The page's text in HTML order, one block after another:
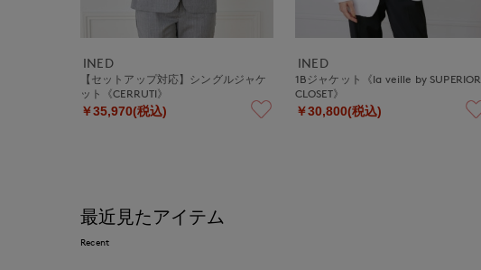
INED
【セットアップ対応】シングルジャケ
ット《CERRUTI》
￥35,970(税込)
INED
1Bジャケット《la veille by SUPERIOR
CLOSET》
￥30,800(税込)
最近見たアイテム
Recent